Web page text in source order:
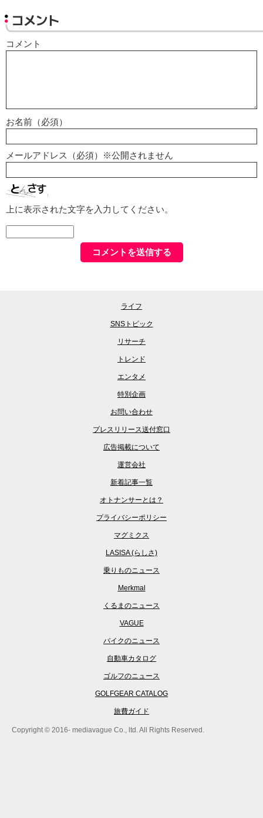
コメント
コメント
お名前（必須）
メールアドレス（必須）※公開されません
上に表示された文字を入力してください。
ライフ
SNSトピック
リサーチ
トレンド
エンタメ
特別企画
お問い合わせ
プレスリリース送付窓口
広告掲載について
運営会社
新着記事一覧
オトナンサーとは？
プライバシーポリシー
マグミクス
LASISA (らしさ)
乗りものニュース
Merkmal
くるまのニュース
VAGUE
バイクのニュース
自動車カタログ
ゴルフのニュース
GOLFGEAR CATALOG
旅費ガイド
Copyright © 2016- mediavague Co., ltd. All Rights Reserved.